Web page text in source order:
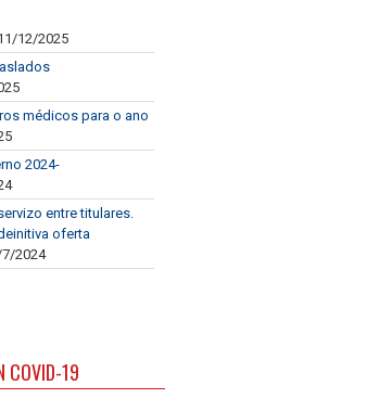
12/2025
médicos para o ano
2024-
entre titulares.
oferta
2024
COVID-19